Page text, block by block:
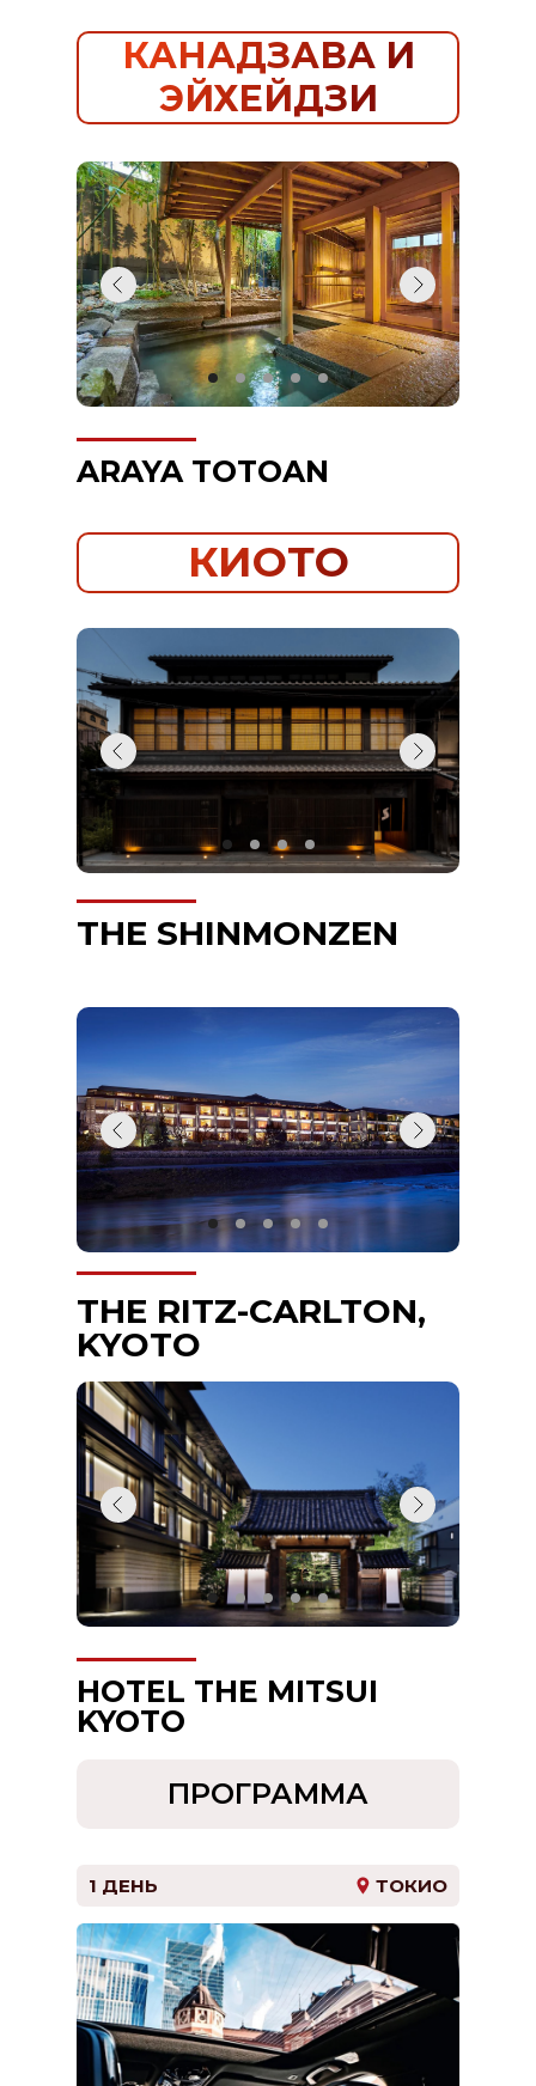
КАНАДЗАВА И
ЭЙХЕЙДЗИ
ARAYA TOTOAN
КИОТО
THE SHINMONZEN
THE RITZ-CARLTON,
KYOTO
HOTEL THE MITSUI
KYOTO
ПРОГРАММА
1 ДЕНЬ ТОКИО